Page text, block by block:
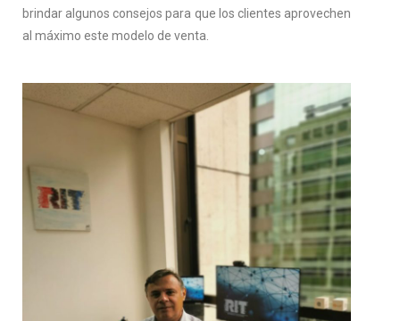
brindar algunos consejos para que los clientes aprovechen
al máximo este modelo de venta.